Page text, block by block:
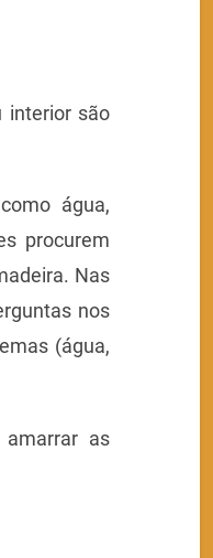
interior são
água,
procurem
Nas
nos
(água,
amarrar as